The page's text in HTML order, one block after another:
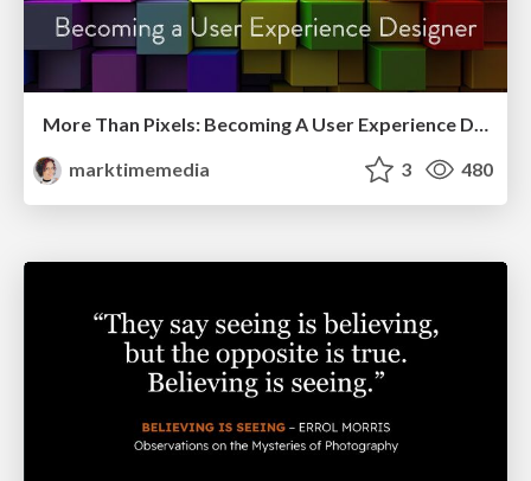
More Than Pixels: Becoming A User Experience Designer
marktimemedia
3 480